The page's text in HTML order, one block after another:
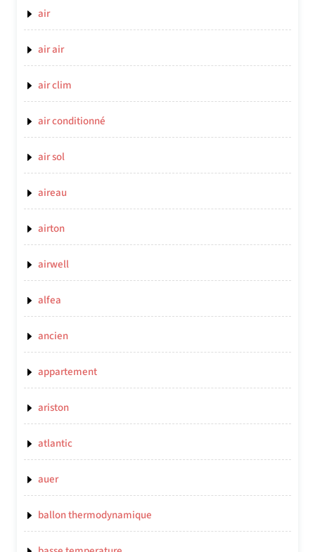
air
air air
air clim
air conditionné
air sol
aireau
airton
airwell
alfea
ancien
appartement
ariston
atlantic
auer
ballon thermodynamique